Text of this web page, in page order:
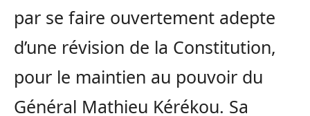
par se faire ouvertement adepte
d’une révision de la Constitution,
pour le maintien au pouvoir du
Général Mathieu Kérékou. Sa